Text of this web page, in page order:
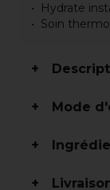
Hydrate
Soin
Mode